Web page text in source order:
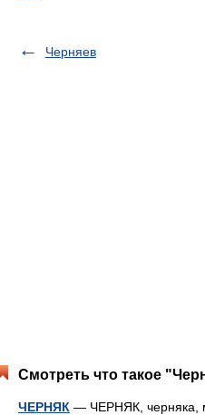
Черняев
Смотреть что такое
ЧЕРНЯК — ЧЕРНЯК, черняка,